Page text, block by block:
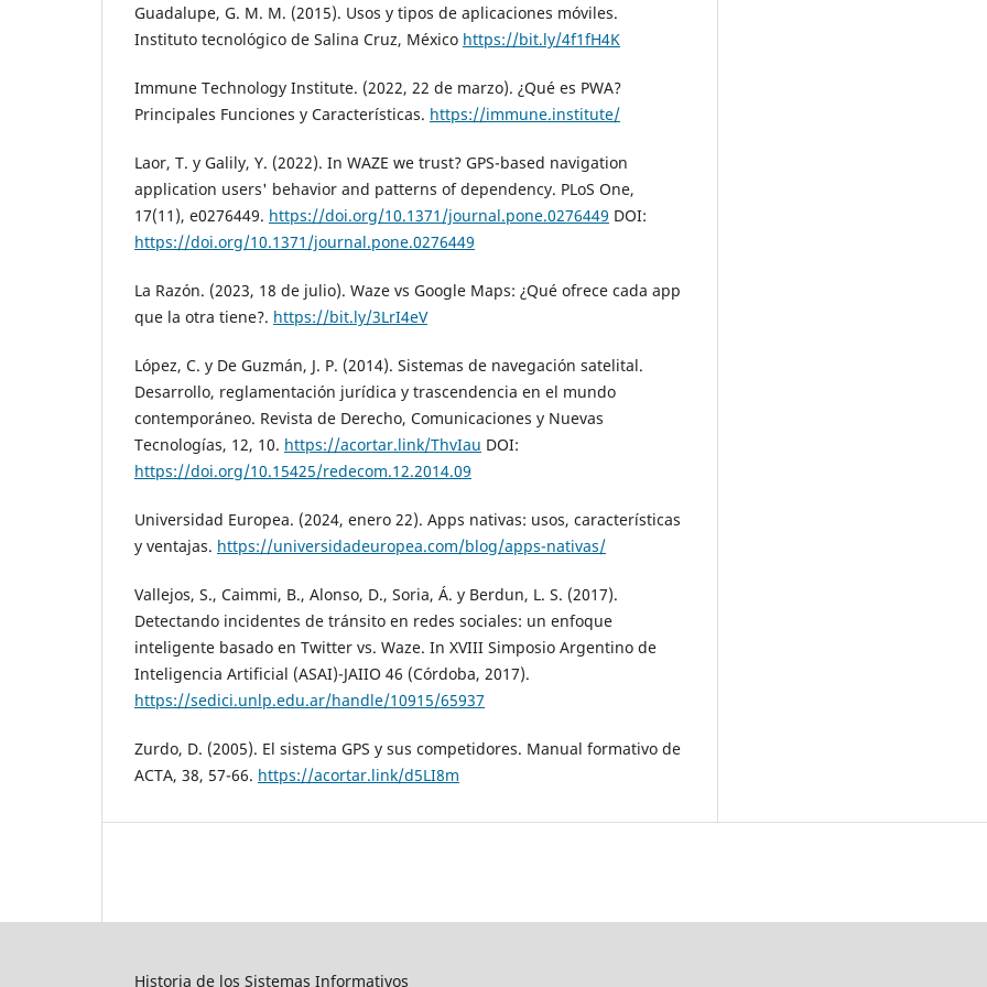
Guadalupe, G. M. M. (2015). Usos y tipos de aplicaciones móviles.
Instituto tecnológico de Salina Cruz, México https://bit.ly/4f1fH4K
Immune Technology Institute. (2022, 22 de marzo). ¿Qué es PWA?
Principales Funciones y Características. https://immune.institute/
Laor, T. y Galily, Y. (2022). In WAZE we trust? GPS-based navigation
application users' behavior and patterns of dependency. PLoS One,
17(11), e0276449. https://doi.org/10.1371/journal.pone.0276449 DOI:
https://doi.org/10.1371/journal.pone.0276449
La Razón. (2023, 18 de julio). Waze vs Google Maps: ¿Qué ofrece cada app
que la otra tiene?. https://bit.ly/3LrI4eV
López, C. y De Guzmán, J. P. (2014). Sistemas de navegación satelital.
Desarrollo, reglamentación jurídica y trascendencia en el mundo
contemporáneo. Revista de Derecho, Comunicaciones y Nuevas
Tecnologías, 12, 10. https://acortar.link/ThvIau DOI:
https://doi.org/10.15425/redecom.12.2014.09
Universidad Europea. (2024, enero 22). Apps nativas: usos, características
y ventajas. https://universidadeuropea.com/blog/apps-nativas/
Vallejos, S., Caimmi, B., Alonso, D., Soria, Á. y Berdun, L. S. (2017).
Detectando incidentes de tránsito en redes sociales: un enfoque
inteligente basado en Twitter vs. Waze. In XVIII Simposio Argentino de
Inteligencia Artificial (ASAI)-JAIIO 46 (Córdoba, 2017).
https://sedici.unlp.edu.ar/handle/10915/65937
Zurdo, D. (2005). El sistema GPS y sus competidores. Manual formativo de
ACTA, 38, 57-66. https://acortar.link/d5LI8m
Historia de los Sistemas Informativos